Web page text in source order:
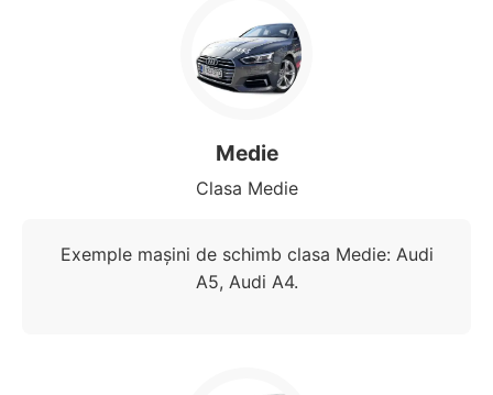
Medie
Clasa Medie
Exemple mașini de schimb clasa Medie: Audi
A5, Audi A4.